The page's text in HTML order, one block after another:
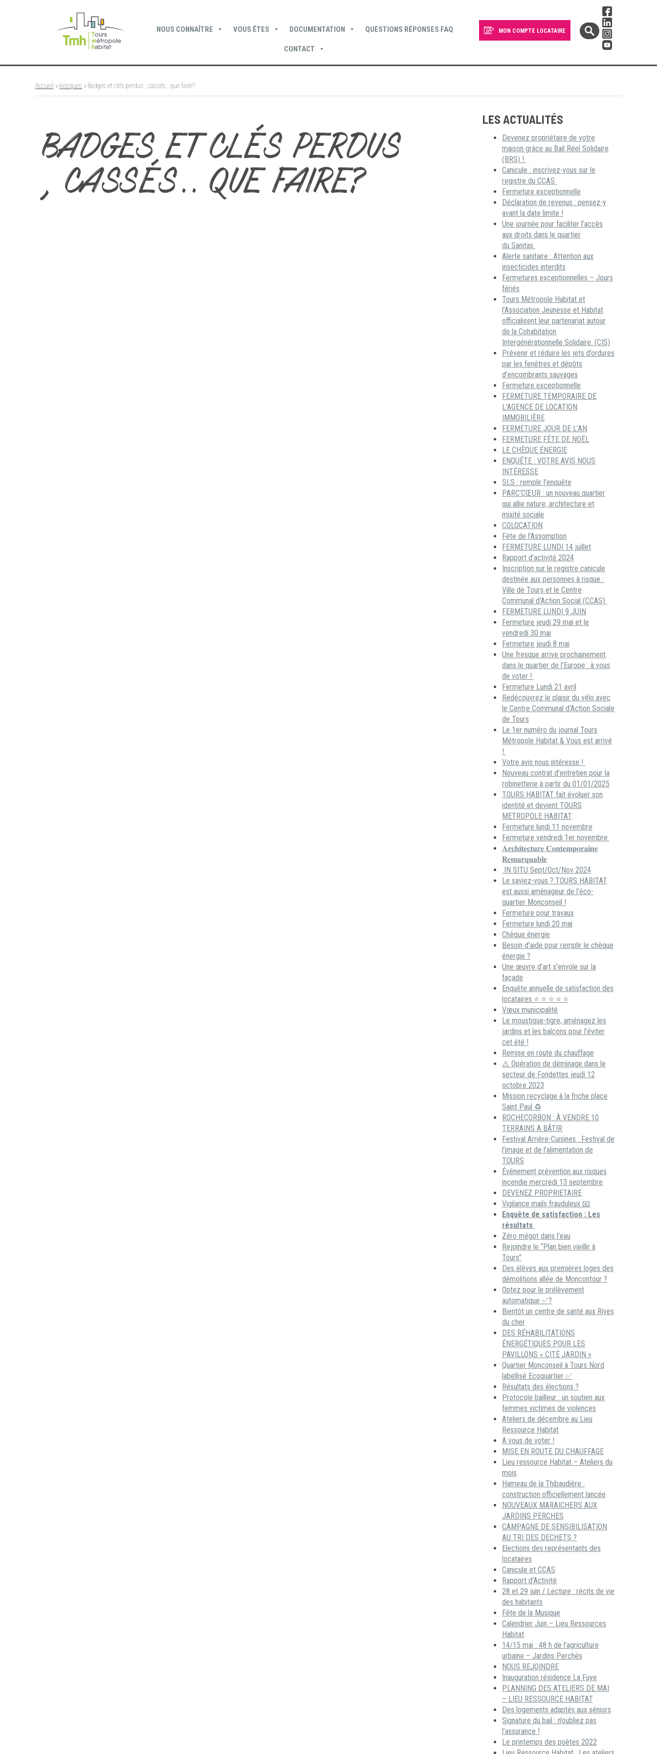
NOUS CONNAÎTRE VOUS ÊTES DOCUMENTATION QUESTIONS RÉPONSES FAQ
CONTACT
MON COMPTE LOCATAIRE
Accueil » kiosques » Badges et clés perdus , cassés.. que faire?
LES ACTUALITÉS
Devenez propriétaire de votre
maison grâce au Bail Réel Solidaire
(BRS) !
Canicule : inscrivez-vous sur le
registre du CCAS
Fermeture exceptionnelle
Déclaration de revenus : pensez-y
avant la date limite !
Une journée pour faciliter l’accès
aux droits dans le quartier
du Sanitas
Alerte sanitaire : Attention aux
insecticides interdits
Fermetures exceptionnelles – Jours
fériés
Tours Métropole Habitat et
l’Association Jeunesse et Habitat
officialisent leur partenariat autour
de la Cohabitation
Intergénérationnelle Solidaire. (CIS)
Prévenir et réduire les jets d’ordures
par les fenêtres et dépôts
d’encombrants sauvages
Fermeture exceptionnelle
FERMETURE TEMPORAIRE DE
L’AGENCE DE LOCATION
IMMOBILIÈRE
FERMETURE JOUR DE L’AN
FERMETURE FÊTE DE NOËL
LE CHÈQUE ÉNERGIE
ENQUÊTE : VOTRE AVIS NOUS
INTÉRESSE
SLS : remplir l’enquête
PARC’CŒUR : un nouveau quartier
qui allie nature, architecture et
mixité sociale
COLOCATION
Fête de l’Assomption
FERMETURE LUNDI 14 juillet
Rapport d’activité 2024
Inscription sur le registre canicule
destinée aux personnes à risque :
Ville de Tours et le Centre
Communal d’Action Social (CCAS)
FERMETURE LUNDI 9 JUIN
Fermeture jeudi 29 mai et le
vendredi 30 mai
Fermeture jeudi 8 mai
Une fresque arrive prochainement
dans le quartier de l’Europe : à vous
de voter !
Fermeture Lundi 21 avril
Redécouvrez le plaisir du vélo avec
le Centre Communal d’Action Sociale
de Tours
Le 1er numéro du journal Tours
Métropole Habitat & Vous est arrivé
!
Votre avis nous intéresse !
Nouveau contrat d’entretien pour la
robinetterie à partir du 01/01/2025
TOURS HABITAT fait évoluer son
identité et devient TOURS
METROPOLE HABITAT
Fermeture lundi 11 novembre
Fermeture vendredi 1er novembre.
𝐀𝐫𝐜𝐡𝐢𝐭𝐞𝐜𝐭𝐮𝐫𝐞 𝐂𝐨𝐧𝐭𝐞𝐦𝐩𝐨𝐫𝐚𝐢𝐧𝐞
𝐑𝐞𝐦𝐚𝐫𝐪𝐮𝐚𝐛𝐥𝐞
IN SITU Sept/Oct/Nov 2024
Le saviez-vous ? TOURS HABITAT
est aussi aménageur de l’éco-
quartier Monconseil !
Fermeture pour travaux
Fermeture lundi 20 mai
Chèque énergie
Besoin d’aide pour remplir le chèque
énergie ?
Une œuvre d’art s’envole sur la
façade
Enquête annuelle de satisfaction des
locataires ⭐ ⭐ ⭐ ⭐ ⭐
Vœux municipalité
Le moustique-tigre, aménagez les
jardins et les balcons pour l’éviter
cet été !
Remise en route du chauffage
⚠️ Opération de déminage dans le
secteur de Fondettes jeudi 12
octobre 2023
Mission recyclage à la friche place
Saint Paul ♻️
ROCHECORBON : À VENDRE 10
TERRAINS A BÂTIR
Festival Arrière-Cuisines : Festival de
l’image et de l’alimentation de
TOURS
Événement prévention aux risques
incendie mercredi 13 septembre
DEVENEZ PROPRIETAIRE
Vigilance mails frauduleux 📧
Enquête de satisfaction : Les
résultats
Zéro mégot dans l’eau
Rejoindre le “Plan bien vieillir à
Tours”
Des élèves aux premières loges des
démolitions allée de Moncontour ?
Optez pour le prélèvement
automatique ✅?
Bientôt un centre de santé aux Rives
du cher
DES RÉHABILITATIONS
ÉNERGÉTIQUES POUR LES
PAVILLONS « CITÉ JARDIN »
Quartier Monconseil à Tours Nord
labellisé Ecoquartier ✅
Résultats des élections ?
Protocole bailleur : un soutien aux
femmes victimes de violences
Ateliers de décembre au Lieu
Ressource Habitat
A vous de voter !
MISE EN ROUTE DU CHAUFFAGE
Lieu ressource Habitat – Ateliers du
mois
Hameau de la Thibaudière :
construction officiellement lancée
NOUVEAUX MARAICHERS AUX
JARDINS PERCHES
CAMPAGNE DE SENSIBILISATION
AU TRI DES DECHETS ?
Elections des représentants des
locataires
Canicule et CCAS
Rapport d’Activité
28 et 29 juin / Lecture : récits de vie
des habitants
Fête de la Musique
Calendrier Juin – Lieu Ressources
Habitat
14/15 mai : 48 h de l’agriculture
urbaine – Jardins Perchés
NOUS REJOINDRE
Inauguration résidence La Fuye
PLANNING DES ATELIERS DE MAI
– LIEU RESSOURCE HABITAT
Des logements adaptés aux séniors
Signature du bail : n’oubliez pas
l’assurance !
Le printemps des poètes 2022
BADGES ET CLÉS PERDUS
, CASSÉS.. QUE FAIRE?